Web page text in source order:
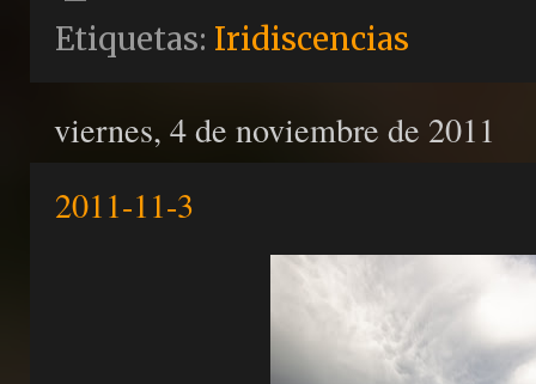
Etiquetas: Iridiscencias
viernes, 4 de noviembre de 2011
2011-11-3